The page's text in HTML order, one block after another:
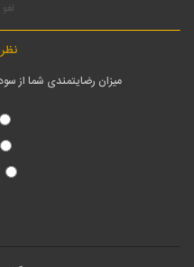
میزان رضایتمندی شما از